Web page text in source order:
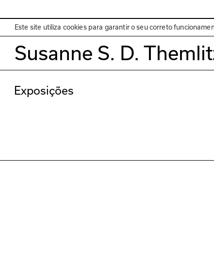
EN Programa
Este site utiliza cookies para garantir o seu correto
Susanne S. D.
Exposições